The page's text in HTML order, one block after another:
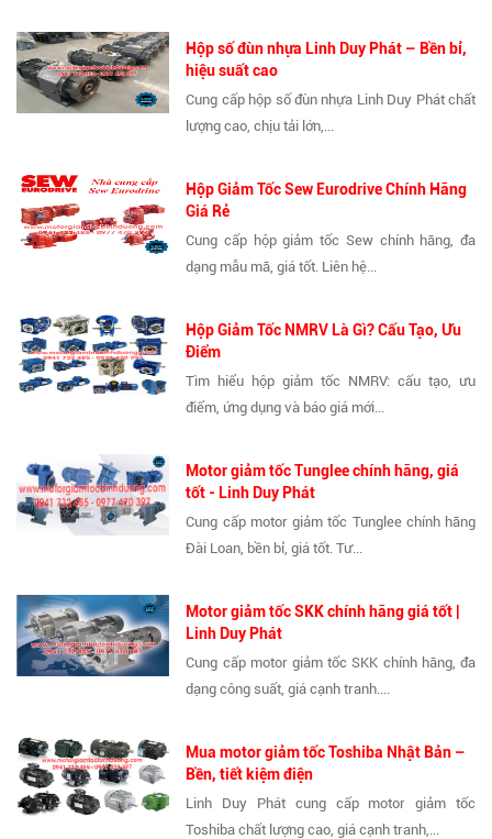
Hộp số đùn nhựa Linh Duy Phát – Bền bỉ,
hiệu suất cao
Cung cấp hộp số đùn nhựa Linh Duy Phát chất
lượng cao, chịu tải lớn,...
Hộp Giảm Tốc Sew Eurodrive Chính Hãng
Giá Rẻ
Cung cấp hộp giảm tốc Sew chính hãng, đa
dạng mẫu mã, giá tốt. Liên hệ...
Hộp Giảm Tốc NMRV Là Gì? Cấu Tạo, Ưu
Điểm
Tìm hiểu hộp giảm tốc NMRV: cấu tạo, ưu
điểm, ứng dụng và báo giá mới...
Motor giảm tốc Tunglee chính hãng, giá
tốt - Linh Duy Phát
Cung cấp motor giảm tốc Tunglee chính hãng
Đài Loan, bền bỉ, giá tốt. Tư...
Motor giảm tốc SKK chính hãng giá tốt |
Linh Duy Phát
Cung cấp motor giảm tốc SKK chính hãng, đa
dạng công suất, giá cạnh tranh....
Mua motor giảm tốc Toshiba Nhật Bản –
Bền, tiết kiệm điện
Linh Duy Phát cung cấp motor giảm tốc
Toshiba chất lượng cao, giá cạnh tranh,...